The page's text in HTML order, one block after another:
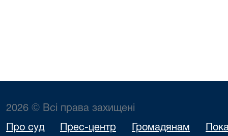
2026 © Всі права захищені
Про суд Прес-центр Громадянам